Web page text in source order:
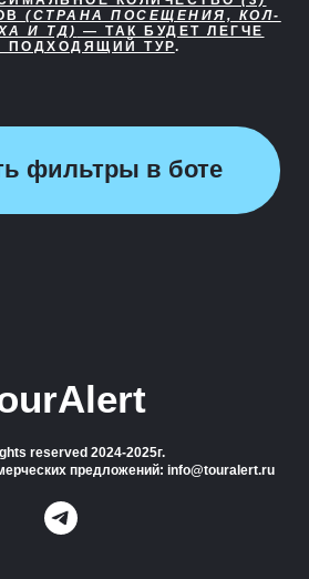
(СТРАНА ПОСЕЩЕНИЯ, КОЛ-
И ТД) — ТАК БУДЕТ ЛЕГЧЕ
ПОДХОДЯЩИЙ ТУР.
фильтры в боте
reserved 2024-2025г.
предложений: info@touralert.ru